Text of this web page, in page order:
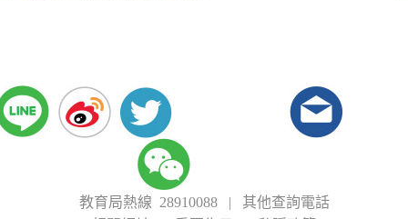
教育局熱線 28910088| 其他查詢電話